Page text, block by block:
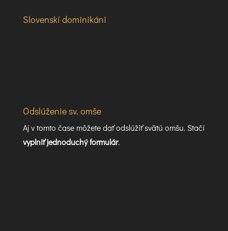
Slovenskí dominikáni
Odslúženie sv. omše
Aj v tomto čase môžete dať odslúžiť svätú omšu. Stačí
vyplniť jednoduchý formulár.